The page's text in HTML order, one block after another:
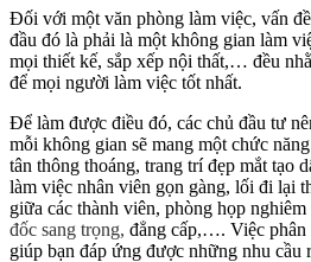
Đối với một văn phòng làm việc, vấn
đầu đó là phải là một không gian làm
mọi thiết kế, sắp xếp nội thất,… đều
để mọi người làm việc tốt nhất.
Để làm được điều đó, các chủ đầu tư
mỗi không gian sẽ mang một chức
tân thông thoáng, trang trí đẹp mắt tạo
làm việc nhân viên gọn gàng, lối đi lại
giữa các thành viên, phòng họp
đốc sang trọng, đẳng cấp,…. Việc phân
giúp bạn đáp ứng được những nhu